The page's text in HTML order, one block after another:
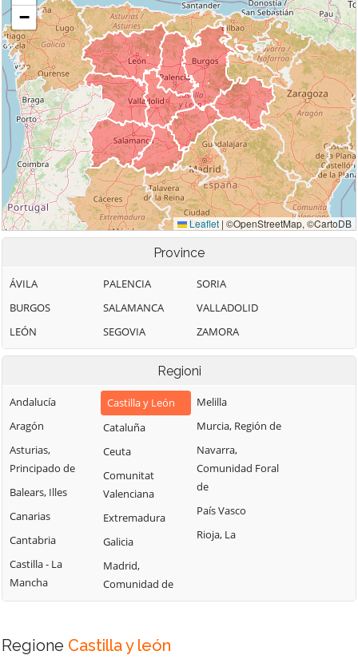
Province
ÁVILA
BURGOS
LEÓN
PALENCIA
SALAMANCA
SEGOVIA
SORIA
VALLADOLID
ZAMORA
Regioni
Andalucía
Aragón
Asturias,
Principado de
Balears, Illes
Canarias
Cantabria
Castilla - La
Mancha
Castilla y León
Cataluña
Ceuta
Comunitat
Valenciana
Extremadura
Galicia
Madrid,
Comunidad de
Melilla
Murcia, Región de
Navarra,
Comunidad Foral
de
País Vasco
Rioja, La
Regione Castilla y león